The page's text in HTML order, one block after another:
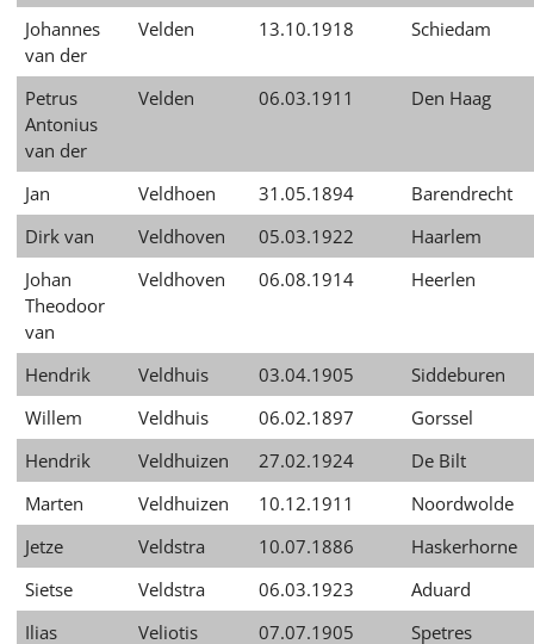
Johannes
van der
Velden 13.10.1918 Schiedam
Petrus
Antonius
van der
Velden 06.03.1911 Den Haag
Jan Veldhoen 31.05.1894
Barendrecht
Dirk van
Veldhoven 05.03.1922
Haarlem
Johan
Theodoor
van
Veldhoven 06.08.1914 Heerlen
Hendrik Veldhuis 03.04.1905
Siddeburen
Willem
Veldhuis 06.02.1897
Gorssel
Hendrik
Veldhuizen 27.02.1924
De Bilt
Marten
Veldhuizen 10.12.1911
Noordwolde
Jetze
Veldstra 10.07.1886
Haskerhorne
Sietse
Veldstra 06.03.1923
Aduard
Ilias
Veliotis 07.07.1905 Spetres